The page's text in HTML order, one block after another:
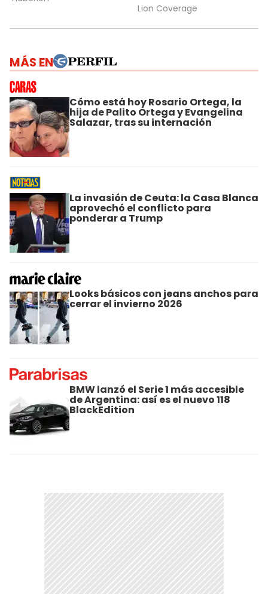
MÁS EN
Cómo está hoy Rosario Ortega, la
hija de Palito Ortega y Evangelina
Salazar, tras su internación
La invasión de Ceuta: la Casa Blanca
aprovechó el conflicto para
ponderar a Trump
Looks básicos con jeans anchos para
cerrar el invierno 2026
BMW lanzó el Serie 1 más accesible
de Argentina: así es el nuevo 118
BlackEdition